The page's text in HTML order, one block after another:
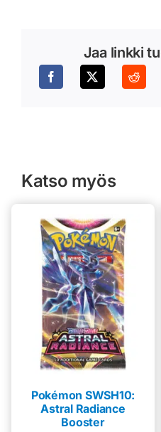
Jaa linkki
Katso myös
Pokémon SWSH10:
Astral Radiance
Booster